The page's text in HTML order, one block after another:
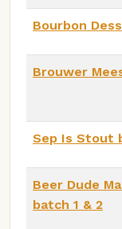
Bourbon
Brouwer
Sep Is Stout
Beer Dude
batch 1 & 2